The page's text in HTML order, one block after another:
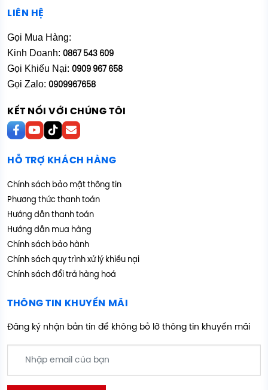
LIÊN HỆ
Gọi Mua Hàng:
Kinh Doanh: 0867 543 609
Gọi Khiếu Nại: 0909 967 658
Gọi Zalo: 0909967658
KẾT NỐI VỚI CHÚNG TÔI
HỖ TRỢ KHÁCH HÀNG
Chính sách bảo mật thông tin
Phương thức thanh toán
Hướng dẫn thanh toán
Hướng dẫn mua hàng
Chính sách bảo hành
Chính sách quy trình xử lý khiếu nại
Chính sách đổi trả hàng hoá
THÔNG TIN KHUYẾN MÃI
Đăng ký nhận bản tin để không bỏ lỡ thông tin khuyến mãi